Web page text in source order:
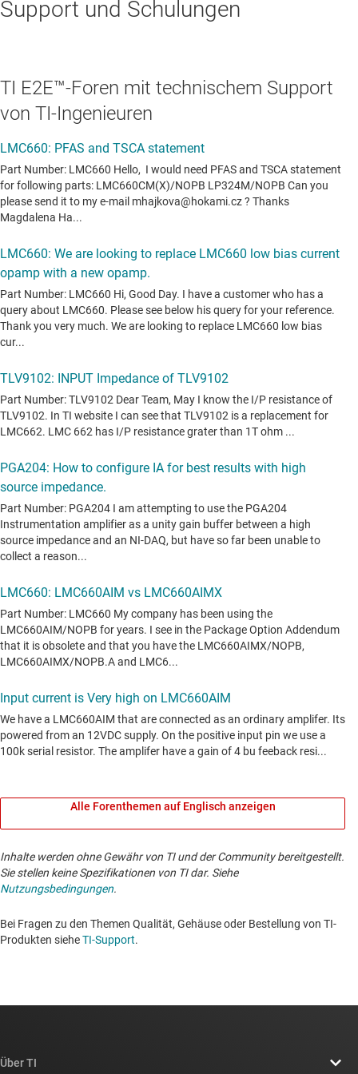
Support und Schulungen
TI E2E™-Foren mit technischem Support
von TI-Ingenieuren
Alle Forenthemen auf Englisch anzeigen
Inhalte werden ohne Gewähr von TI und der Community bereitgestellt.
Sie stellen keine Spezifikationen von TI dar. Siehe
Nutzungsbedingungen.
Bei Fragen zu den Themen Qualität, Gehäuse oder Bestellung von TI-
Produkten sieheTI-Support. ​​​​​​​​​​​​​​
Über TI